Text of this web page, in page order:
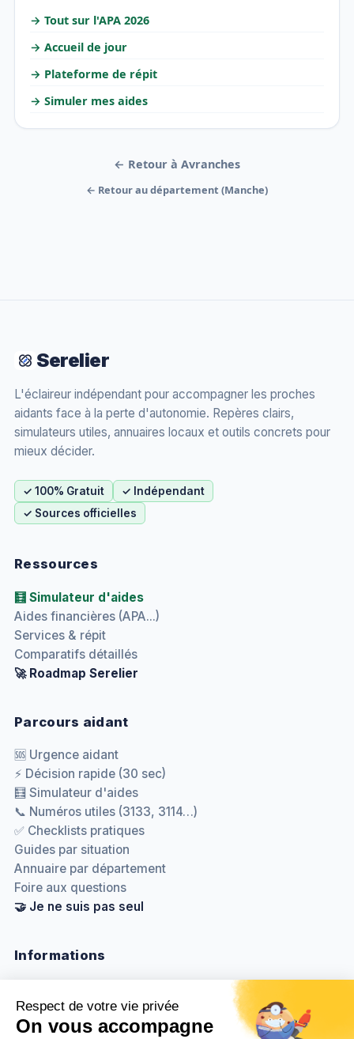
→ Tout sur l'APA 2026
→ Accueil de jour
→ Plateforme de répit
→ Simuler mes aides
← Retour à Avranches
← Retour au département (Manche)
Serelier
L'éclaireur indépendant pour accompagner les proches
aidants face à la perte d'autonomie. Repères clairs,
simulateurs utiles, annuaires locaux et outils concrets pour
mieux décider.
✓ 100% Gratuit
✓ Indépendant
✓ Sources officielles
Ressources
🧮 Simulateur d'aides
Aides financières (APA...)
Services & répit
Comparatifs détaillés
🚀 Roadmap Serelier
Parcours aidant
🆘 Urgence aidant
⚡ Décision rapide (30 sec)
🧮 Simulateur d'aides
📞 Numéros utiles (3133, 3114…)
✅ Checklists pratiques
Guides par situation
Annuaire par département
Foire aux questions
🤝 Je ne suis pas seul
Informations
Méthodologie & sources
Politique de confidentialité